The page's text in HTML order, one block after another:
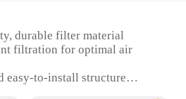
durable filter material
filtration for optimal air
easy-to-install structure